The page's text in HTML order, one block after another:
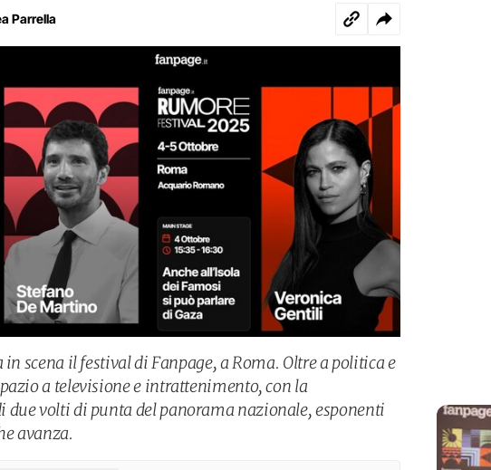
Parrella
in scena il festival di Fanpage, a Roma. Oltre a politica e
a televisione e intrattenimento, con la
due volti di punta del panorama nazionale, esponenti
avanza.